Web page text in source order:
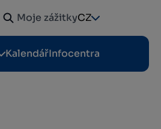
Moje zážitkyCZ
KalendářInfocentra